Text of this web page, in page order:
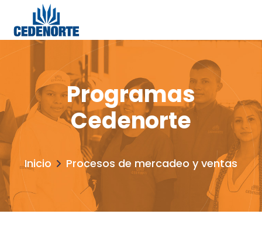
Programas
Cedenorte
Inicio Procesos de mercadeo y ventas